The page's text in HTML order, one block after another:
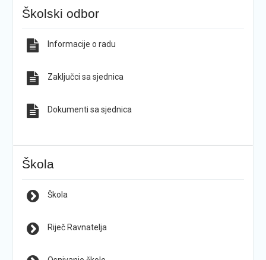
Školski odbor
Informacije o radu
Zaključci sa sjednica
Dokumenti sa sjednica
Škola
Škola
Riječ Ravnatelja